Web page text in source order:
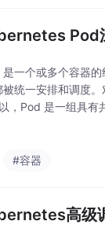
Pod
一个或多个容器
统一安排和调度
，Pod 是一组具有
#容器
高级